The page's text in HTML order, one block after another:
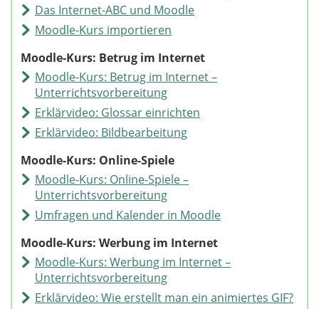
Das Internet-ABC und Moodle
Moodle-Kurs importieren
Moodle-Kurs: Betrug im Internet
Moodle-Kurs: Betrug im Internet –
Unterrichtsvorbereitung
Erklärvideo: Glossar einrichten
Erklärvideo: Bildbearbeitung
Moodle-Kurs: Online-Spiele
Moodle-Kurs: Online-Spiele –
Unterrichtsvorbereitung
Umfragen und Kalender in Moodle
Moodle-Kurs: Werbung im Internet
Moodle-Kurs: Werbung im Internet –
Unterrichtsvorbereitung
Erklärvideo: Wie erstellt man ein animiertes GIF?